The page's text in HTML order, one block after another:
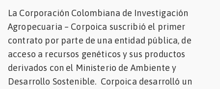
Micotoxinas
Porcicultura
Mascotas
La Corporación Colombiana de Investigación
Agropecuaria – Corpoica suscribió el primer
contrato por parte de una entidad pública, de
acceso a recursos genéticos y sus productos
derivados con el Ministerio de Ambiente y
Desarrollo Sostenible. Corpoica desarrolló un